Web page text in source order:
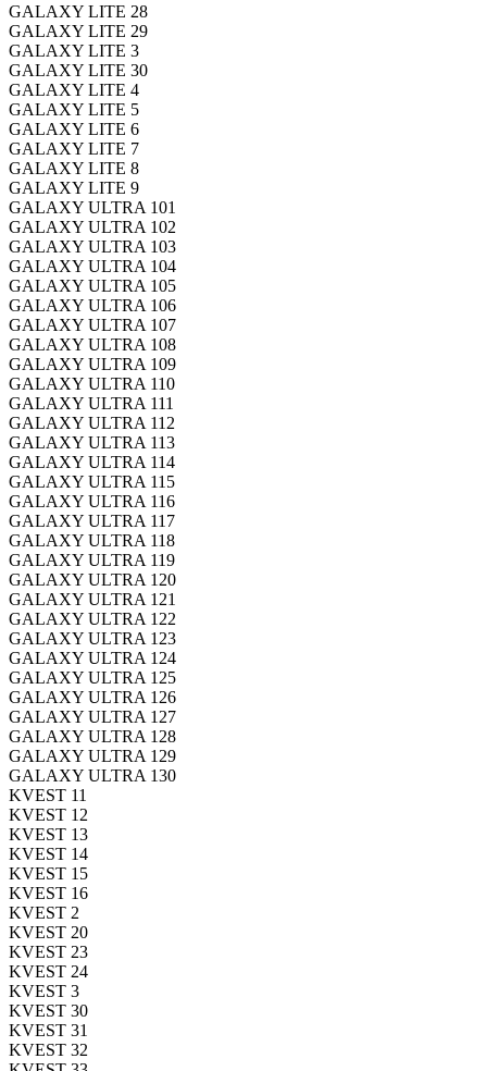
GALAXY LITE 28
GALAXY LITE 29
GALAXY LITE 3
GALAXY LITE 30
GALAXY LITE 4
GALAXY LITE 5
GALAXY LITE 6
GALAXY LITE 7
GALAXY LITE 8
GALAXY LITE 9
GALAXY ULTRA 101
GALAXY ULTRA 102
GALAXY ULTRA 103
GALAXY ULTRA 104
GALAXY ULTRA 105
GALAXY ULTRA 106
GALAXY ULTRA 107
GALAXY ULTRA 108
GALAXY ULTRA 109
GALAXY ULTRA 110
GALAXY ULTRA 111
GALAXY ULTRA 112
GALAXY ULTRA 113
GALAXY ULTRA 114
GALAXY ULTRA 115
GALAXY ULTRA 116
GALAXY ULTRA 117
GALAXY ULTRA 118
GALAXY ULTRA 119
GALAXY ULTRA 120
GALAXY ULTRA 121
GALAXY ULTRA 122
GALAXY ULTRA 123
GALAXY ULTRA 124
GALAXY ULTRA 125
GALAXY ULTRA 126
GALAXY ULTRA 127
GALAXY ULTRA 128
GALAXY ULTRA 129
GALAXY ULTRA 130
KVEST 11
KVEST 12
KVEST 13
KVEST 14
KVEST 15
KVEST 16
KVEST 2
KVEST 20
KVEST 23
KVEST 24
KVEST 3
KVEST 30
KVEST 31
KVEST 32